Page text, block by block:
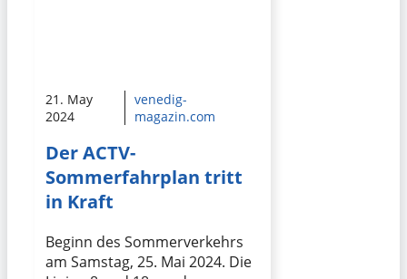
21. May
2024
venedig-
magazin.com
Der ACTV-
Sommerfahrplan tritt
in Kraft
Beginn des Sommerverkehrs
am Samstag, 25. Mai 2024. Die